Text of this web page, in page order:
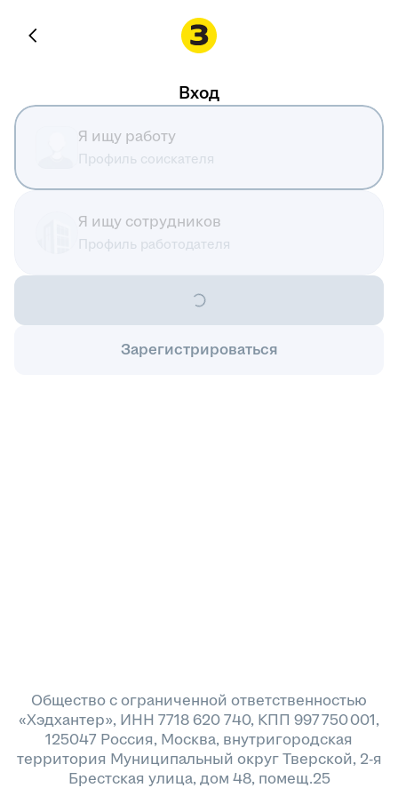
Вход
Я ищу работу
Профиль соискателя
Я ищу сотрудников
Профиль работодателя
Зарегистрироваться
Общество с ограниченной ответственностью
«Хэдхантер», ИНН 7718 620 740, КПП 997 750 001,
125047 Россия, Москва, внутригородская
территория Муниципальный округ Тверской, 2-я
Брестская улица, дом 48, помещ.25